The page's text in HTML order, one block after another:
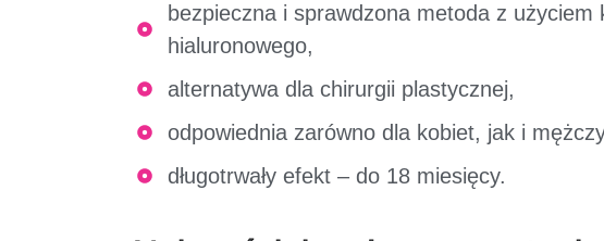
bezpieczna i sprawdzona metoda z użyciem
hialuronowego,
alternatywa dla chirurgii plastycznej,
odpowiednia zarówno dla kobiet, jak i
długotrwały efekt – do 18 miesięcy.